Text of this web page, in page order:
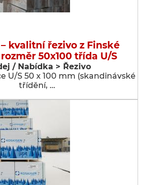
kvalitní řezivo z Finské
50x100 třída U/S
/ Nabídka > Řezivo
U/S 50 x 100 mm (skandinávské
třídění, …